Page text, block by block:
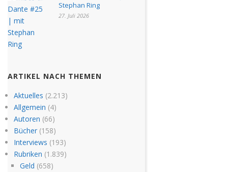
Stephan Ring
27. Juli 2026
ARTIKEL NACH THEMEN
Aktuelles (2.213)
Allgemein (4)
Autoren (66)
Bücher(158)
Interviews (193)
Rubriken (1.839)
Geld (658)